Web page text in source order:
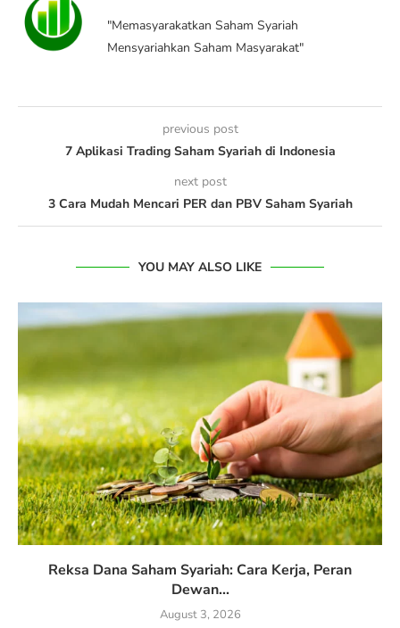
"Memasyarakatkan Saham Syariah
Mensyariahkan Saham Masyarakat"
previous post
7 Aplikasi Trading Saham Syariah di Indonesia
next post
3 Cara Mudah Mencari PER dan PBV Saham Syariah
YOU MAY ALSO LIKE
Reksa Dana Saham Syariah: Cara Kerja, Peran
Dewan...
August 3, 2026